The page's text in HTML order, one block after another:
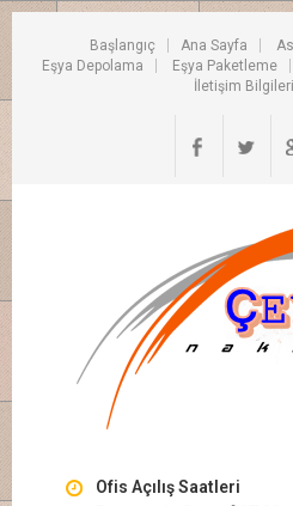
Başlangıç Ana Sayfa
Eşya Depolama
Eşya Paketleme
İletişim
Ofis Açılış Saatleri